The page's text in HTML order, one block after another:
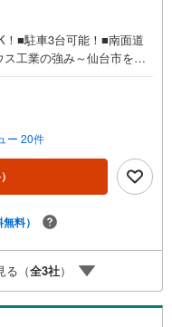
■駐車3台可能！■南面道
工業の強み～仙台市を中
豊富な不動産知識＞戸
問わず不動産を取り扱っ
業施設、子育て環境や行
様により良い物件選びを
とサポートさせていただき
＞当社では【購入】【売
になる住宅ローンや各種
お子様連れのご家族皆様
間:10:00～18:00（定休日:
り）現地のご案内も可能で
わせください！
ー 20件
料）
る（全3社）